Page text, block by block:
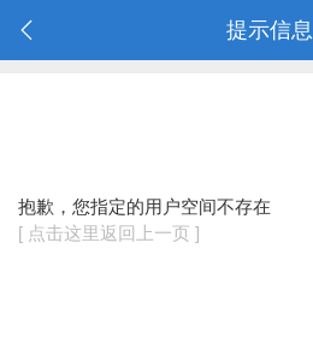
提示信息
抱歉，您指定的用户空间不存在
[ 点击这里返回上一页 ]